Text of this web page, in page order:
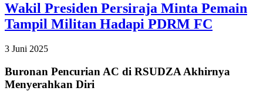
Wakil Presiden Persiraja Minta Pemain
Tampil Militan Hadapi PDRM FC
3 Juni 2025
Buronan Pencurian AC di RSUDZA Akhirnya
Menyerahkan Diri